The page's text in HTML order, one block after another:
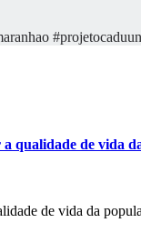
qualidade de vida
de vida da